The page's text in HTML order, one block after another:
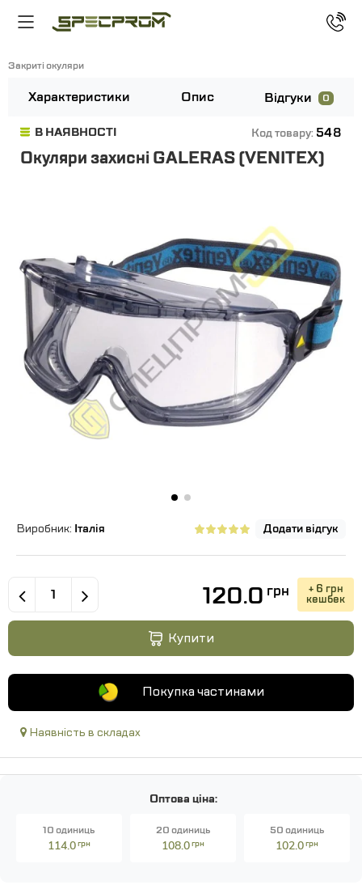
Закриті окуляри
Характеристики Опис Відгуки 0
В НАЯВНОСТІ Код товару: 548
Окуляри захисні GALERAS (VENITEX)
Додати відгук
Виробник: Італія
120.0 грн + 6 грн
кешбек
Купити
Покупка частинами
Наявність в складах
Оптова ціна:
10 одиниць
114.0грн
20 одиниць
108.0грн
50 одиниць
102.0грн